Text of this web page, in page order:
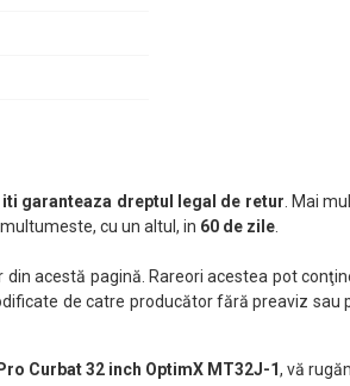
iti garanteaza dreptul legal de retur . Mai
cu un altul, in 60 de zile
acestă pagină. Rareori acestea pot
de catre producător fără preaviz
Curbat 32 inch OptimX MT32J-1, vă